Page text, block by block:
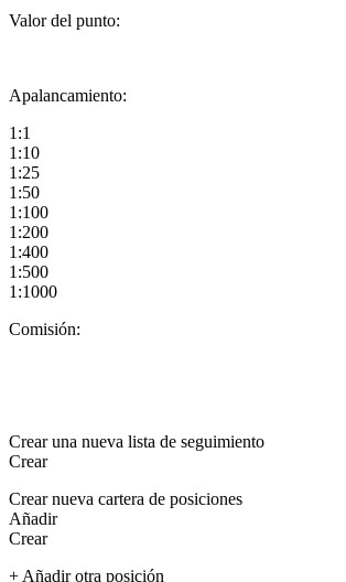
Valor del punto:
Apalancamiento:
1:1
1:10
1:25
1:50
1:100
1:200
1:400
1:500
1:1000
Comisión:
Crear una nueva lista de seguimiento
Crear
Crear nueva cartera de posiciones
Añadir
Crear
+ Añadir otra posición